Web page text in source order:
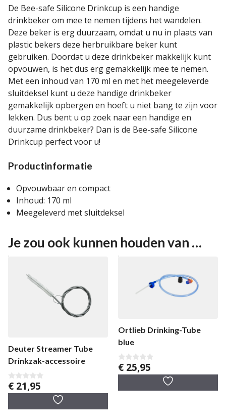
De Bee-safe Silicone Drinkcup is een handige
drinkbeker om mee te nemen tijdens het wandelen.
Deze beker is erg duurzaam, omdat u nu in plaats van
plastic bekers deze herbruikbare beker kunt
gebruiken. Doordat u deze drinkbeker makkelijk kunt
opvouwen, is het dus erg gemakkelijk mee te nemen.
Met een inhoud van 170 ml en met het meegeleverde
sluitdeksel kunt u deze handige drinkbeker
gemakkelijk opbergen en hoeft u niet bang te zijn voor
lekken. Dus bent u op zoek naar een handige en
duurzame drinkbeker? Dan is de Bee-safe Silicone
Drinkcup perfect voor u!
Productinformatie
Opvouwbaar en compact
Inhoud: 170 ml
Meegeleverd met sluitdeksel
Je zou ook kunnen houden van …
Deuter Streamer Tube
Drinkzak-accessoire
0
v
€ 21,95
Ortlieb Drinking-Tube
blue
0
v
5
€ 25,95